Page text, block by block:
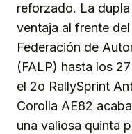
reforzado. La
ventaja al frente
Federación de
(FALP) hasta los
el 2o RallySprint
Corolla AE82
una valiosa quinta